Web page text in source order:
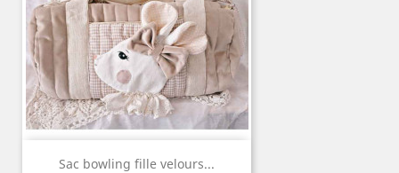
Sac bowling fille velours...